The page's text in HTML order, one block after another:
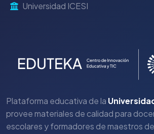
Universidad ICESI
Plataforma educativa de la
provee materiales de calidad para
escolares y formadores de maestros